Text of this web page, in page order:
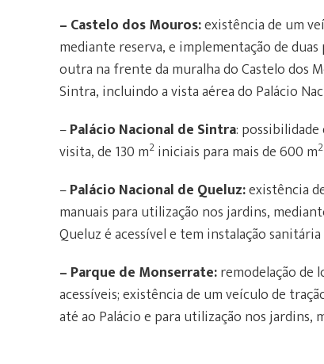
– Castelo dos Mouros:existência de um
mediante reserva, e implementação de
outra na frente da muralha do Castelo dos
Sintra, incluindo a vista aérea do Palácio
–Palácio Nacional de Sintra:
visita, de 130 m2 iniciais para mais de 600 m2
–Palácio Nacional de Queluz:existência
manuais para utilização nos jardins,
Queluz é acessível e tem instalação sanitária
– Parque de Monserrate:remodelação de
acessíveis; existência de um veículo de
até ao Palácio e para utilização nos jardins,